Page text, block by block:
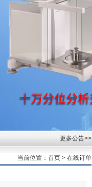
更多公告>>
当前位置： 首页 > 在线订单